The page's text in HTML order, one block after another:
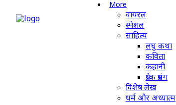
More
वायरल
स्पेशल
साहित्य
लघु कथा
कविता
कहानी
प्रेरक प्रसंग
विशेष लेख
धर्म और अध्यात्म